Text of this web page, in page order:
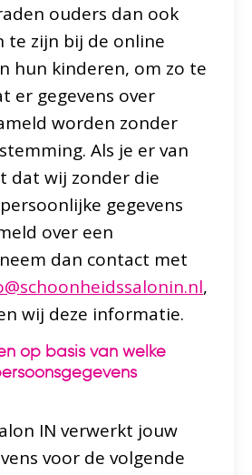
ouders dan ook
te zijn bij de online
hun kinderen, om zo te
er gegevens over
worden zonder
Als je er van
dat wij zonder die
gegevens
over een
dan contact met
,
wij deze informatie.
op basis van welke
IN verwerkt jouw
voor de volgende